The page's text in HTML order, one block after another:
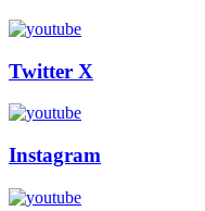
Twitter X
Instagram